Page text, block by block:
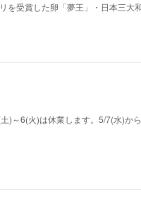
を受賞した卵「夢王」・日本三
)～6(火)は休業します。5/7(水)か